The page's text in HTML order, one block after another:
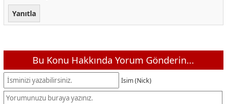
Kiwi KPL-10570 Otomatik Akıllı Hayvan Besleyici
Akıllı takip cihazı
349,00 TL
Kapalı Kedi Tuvaleti
349,00 TL
Kedi Kum Küreği
Kedi Taşıma Çantası
Yanıtla
Bu Konu Hakkında Yorum Gönderin...
İsim (Nick)